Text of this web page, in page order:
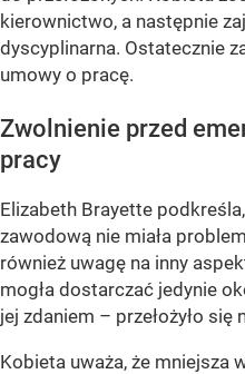
kierownictwo, a następnie
dyscyplinarna. Ostatecznie
umowy o pracę.
Zwolnienie przed
pracy
Elizabeth Brayette
zawodową nie miała
również uwagę na inny
mogła dostarczać jedynie
jej zdaniem – przełożyło
Kobieta uważa, że mniejsza